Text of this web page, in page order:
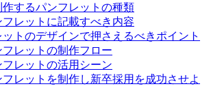
するパンフレットの種類
レットに記載すべき内容
トのデザインで押さえるべきポイント
レットの制作フロー
レットの活用シーン
レットを制作し新卒採用を成功させよ